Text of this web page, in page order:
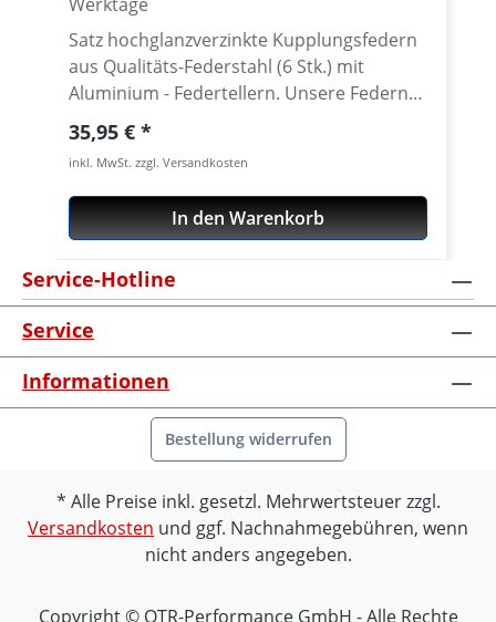
Satz hochglanzverzinkte Kupplungsfedern
aus Qualitäts-Federstahl (6 Stk.) mit
Aluminium - Federtellern. Unsere Federn
entsprechen in der Federrate denen der
Original-Feder, sind jedoch rostfrei
verzinkt. Wir bevorzugen eindeutig einen
hochglanzverzinkten Qualitätsfederstahl,
da Edelstahl-Federn bei mehrfacher
bruchgefährdet sind. Die Aluminium-
Federteller sind in diversen Eloxal-Farben
erhältlich. Passend für alle Ducati mit
Trockenkupplung, außer Ducati 1098 /
1198 / Streetfighter 1098 / Hypermotard
1100 / Monster 1100.
Regulärer Preis:
35,95 €
inkl. MwSt. zzgl. Versandkosten
In den Warenkorb
Service-Hotline
Service
Informationen
Bestellung widerrufen
Alle Preise inkl. gesetzl. Mehrwertsteuer zzgl.
Versandkosten und ggf. Nachnahmegebühren, wenn
nicht anders angegeben.
Copyright © OTR-Performance GmbH - Alle Rechte